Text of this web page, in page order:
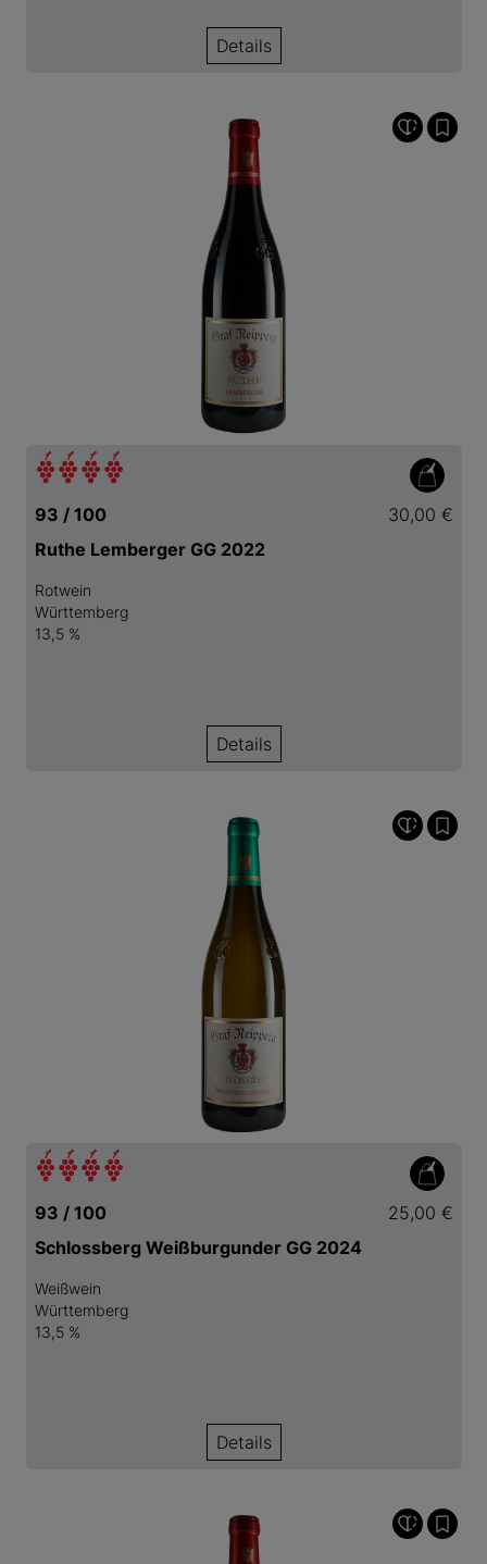
Details
93 / 100
30,00 €
Ruthe Lemberger GG 2022
Rotwein
Württemberg
13,5 %
Details
93 / 100
25,00 €
Schlossberg Weißburgunder GG 2024
Weißwein
Württemberg
13,5 %
Details